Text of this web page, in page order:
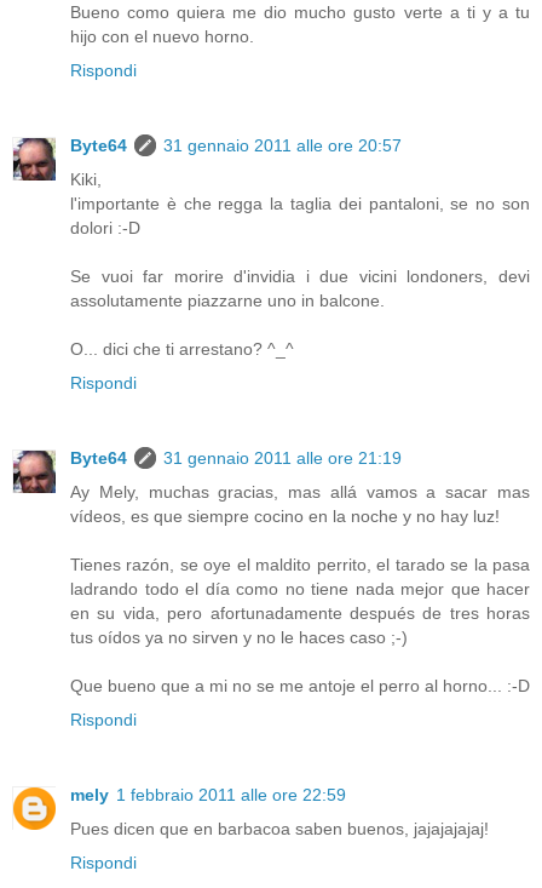
Bueno como quiera me dio mucho gusto verte a ti y a tu
hijo con el nuevo horno.
Rispondi
Byte64
31 gennaio 2011 alle ore 20:57
Kiki,
l'importante è che regga la taglia dei pantaloni, se no son
dolori :-D
Se vuoi far morire d'invidia i due vicini londoners, devi
assolutamente piazzarne uno in balcone.
O... dici che ti arrestano? ^_^
Rispondi
Byte64
31 gennaio 2011 alle ore 21:19
Ay Mely, muchas gracias, mas allá vamos a sacar mas
vídeos, es que siempre cocino en la noche y no hay luz!
Tienes razón, se oye el maldito perrito, el tarado se la pasa
ladrando todo el día como no tiene nada mejor que hacer
en su vida, pero afortunadamente después de tres horas
tus oídos ya no sirven y no le haces caso ;-)
Que bueno que a mi no se me antoje el perro al horno... :-D
Rispondi
mely 1 febbraio 2011 alle ore 22:59
Pues dicen que en barbacoa saben buenos, jajajajajaj!
Rispondi